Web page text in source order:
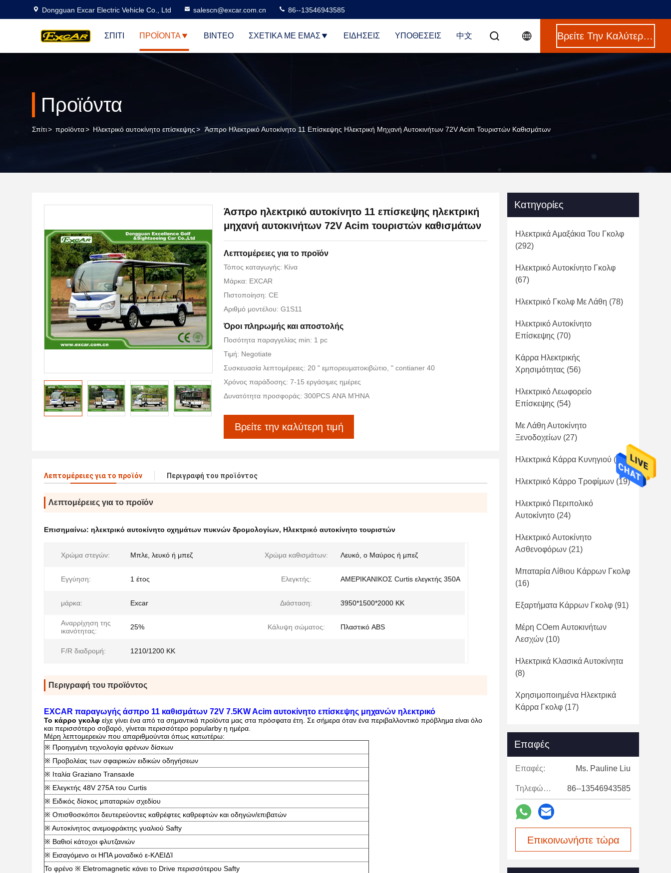
Dongguan Excar Electric Vehicle Co., Ltd salescn@excar.com.cn 86--13546943585
ΣΠΊΤΙ ΠΡΟΪΌΝΤΑ ΒΊΝΤΕΟ ΣΧΕΤΙΚΆ ΜΕ ΕΜΆΣ ΕΙΔΉΣΕΙΣ ΥΠΟΘΈΣΕΙΣ 中文 Βρείτε Την Καλύτερη Τιμή
Προϊόντα
Σπίτι> προϊόντα> Ηλεκτρικό αυτοκίνητο επίσκεψης> Άσπρο Ηλεκτρικό Αυτοκίνητο 11 Επίσκεψης Ηλεκτρική Μηχανή Αυτοκινήτων 72V Acim Τουριστών Καθισμάτων
Άσπρο ηλεκτρικό αυτοκίνητο 11 επίσκεψης ηλεκτρική
μηχανή αυτοκινήτων 72V Acim τουριστών καθισμάτων
Λεπτομέρειες για το προϊόν
Τόπος καταγωγής: Κίνα
Μάρκα: EXCAR
Πιστοποίηση: CE
Αριθμό μοντέλου: G1S11
Όροι πληρωμής και αποστολής
Ποσότητα παραγγελίας min: 1 pc
Τιμή: Negotiate
Συσκευασία λεπτομέρειες: 20 " εμπορευματοκιβώτιο, " contianer 40
Χρόνος παράδοσης: 7-15 εργάσιμες ημέρες
Δυνατότητα προσφοράς: 300PCS ΑΝΆ ΜΉΝΑ
Βρείτε την καλύτερη τιμή
Λεπτομέρειες για το προϊόν Περιγραφή του προϊόντος
Λεπτομέρειες για το προϊόν
Επισημαίνω: ηλεκτρικό αυτοκίνητο οχημάτων πυκνών δρομολογίων, Ηλεκτρικό αυτοκίνητο τουριστών
Χρώμα στεγών: Μπλε, λευκό ή μπεζ Χρώμα καθισμάτων: Λευκό, ο Μαύρος ή μπεζ
Εγγύηση: 1 έτος Ελεγκτής: ΑΜΕΡΙΚΑΝΙΚΟΣ Curtis ελεγκτής 350A
μάρκα: Excar Διάσταση: 3950*1500*2000 ΚΚ
Αναρρίχηση της
ικανότητας:
25% Κάλυψη σώματος: Πλαστικό ABS
F/R διαδρομή: 1210/1200 ΚΚ
Περιγραφή του προϊόντος
EXCAR παραγωγής άσπρο 11 καθισμάτων 72V 7.5KW Acim αυτοκίνητο επίσκεψης μηχανών ηλεκτρικό
Το κάρρο γκολφ είχε γίνει ένα από τα σημαντικά προϊόντα μας στα πρόσφατα έτη. Σε σήμερα όταν ένα περιβαλλοντικό πρόβλημα είναι όλο
και περισσότερο σοβαρό, γίνεται περισσότερο popularby η ημέρα
Μέρη λεπτομερειών που απαριθμούνται όπως κατωτέρω:
※ Προηγμένη τεχνολογία φρένων δίσκων
※ Προβολέας των σφαιρικών ειδικών οδηγήσεων
※ Ιταλία Graziano Transaxle
※ Ελεγκτής 48V 275A του Curtis
※ Ειδικός δίσκος μπαταριών σχεδίου
※ Οπισθοσκόποι δευτερεύοντες καθρέφτες καθρεφτών και οδηγών/επιβατών
※ Αυτοκίνητος ανεμοφράκτης γυαλιού Safty
※ Βαθιοί κάτοχοι φλυτζανιών
※ Εισαγόμενο οι ΗΠΑ μοναδικό ε-ΚΛΕΙΔΊ
Το φρένο ※ Eletromagnetic κάνει το Drive περισσότερου Safty
Κατηγορίες
Ηλεκτρικά Αμαξάκια Του Γκολφ
(292)
Ηλεκτρικό Αυτοκίνητο Γκολφ
(67)
Ηλεκτρικό Γκολφ Με Λάθη (78)
Ηλεκτρικό Αυτοκίνητο
Επίσκεψης (70)
Κάρρα Ηλεκτρικής
Χρησιμότητας (56)
Ηλεκτρικό Λεωφορείο
Επίσκεψης (54)
Με Λάθη Αυτοκίνητο
Ξενοδοχείων (27)
Ηλεκτρικά Κάρρα Κυνηγιού (41)
Ηλεκτρικό Κάρρο Τροφίμων (19)
Ηλεκτρικό Περιπολικό
Αυτοκίνητο (24)
Ηλεκτρικό Αυτοκίνητο
Ασθενοφόρων (21)
Μπαταρία Λίθιου Κάρρων Γκολφ
(16)
Εξαρτήματα Κάρρων Γκολφ (91)
Μέρη COem Αυτοκινήτων
Λεσχών (10)
Ηλεκτρικά Κλασικά Αυτοκίνητα
(8)
Χρησιμοποιημένα Ηλεκτρικά
Κάρρα Γκολφ (17)
Επαφές
Επαφές: Ms. Pauline Liu
Τηλεφώνημα: 86--13546943585
Επικοινωνήστε τώρα